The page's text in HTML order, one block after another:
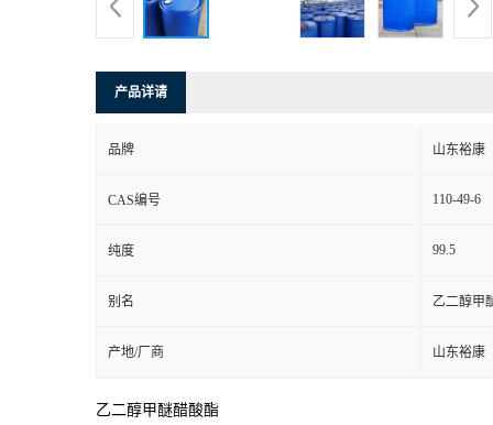
产品详请
品牌 山东裕康
CAS编号 110-49-6
纯度 99.5
别名 乙二醇甲
产地/厂商 山东裕康
乙二醇甲醚醋酸酯